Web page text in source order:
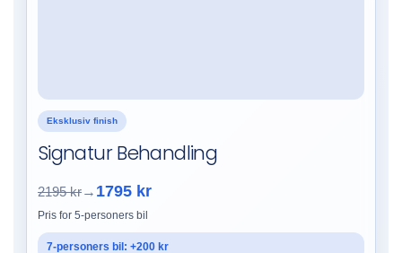
Eksklusiv finish
Signatur Behandling
2195 kr→ 1795 kr
Pris for 5-personers bil
7-personers bil: +200 kr